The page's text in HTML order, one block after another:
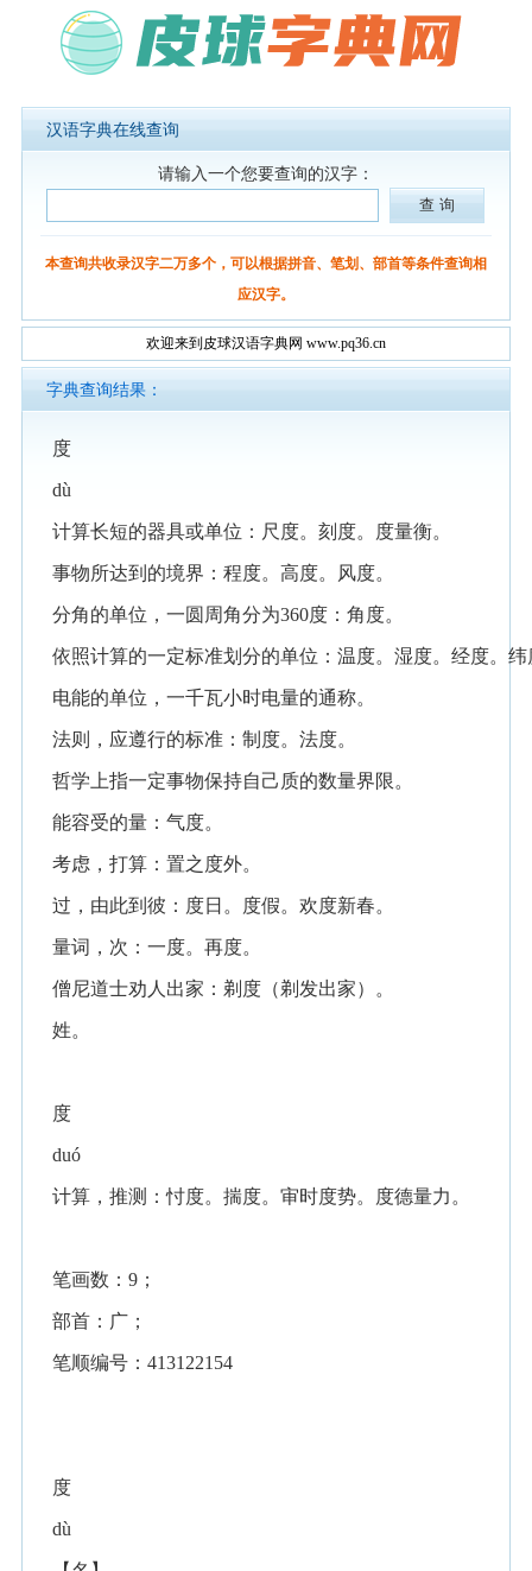
汉语字典在线查询
请输入一个您要查询的汉字：
本查询共收录汉字二万多个，可以根据拼音、笔划、部首等条件查询相
应汉字。
欢迎来到皮球汉语字典网 www.pq36.cn
字典查询结果：
度
dù
计算长短的器具或单位：尺度。刻度。度量衡。
事物所达到的境界：程度。高度。风度。
分角的单位，一圆周角分为360度：角度。
依照计算的一定标准划分的单位：温度。湿度。经度。
电能的单位，一千瓦小时电量的通称。
法则，应遵行的标准：制度。法度。
哲学上指一定事物保持自己质的数量界限。
能容受的量：气度。
考虑，打算：置之度外。
过，由此到彼：度日。度假。欢度新春。
量词，次：一度。再度。
僧尼道士劝人出家：剃度（剃发出家）。
姓。
度
duó
计算，推测：忖度。揣度。审时度势。度德量力。
笔画数：9；
部首：广；
笔顺编号：413122154
度
dù